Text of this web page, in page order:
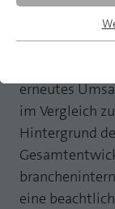
MP auf
MP auf LinkedIn
Newsletter
Gute
Raubkopien
Der
erneutes
im Vergleich
Hintergrund
eine
Essentielle
Webseite
Name
Anbieter
Laufzeit
Statistik und
CROSS-DEVICE